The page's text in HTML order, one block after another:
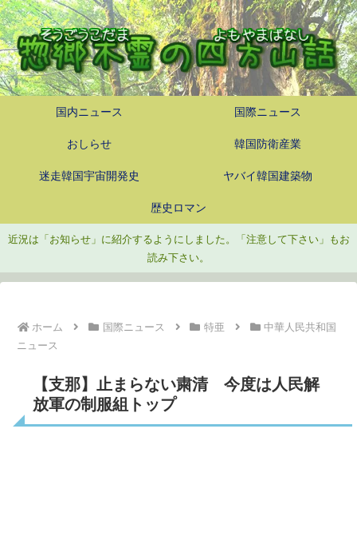
国内ニュース 国際ニュース
おしらせ 韓国防衛産業
迷走韓国宇宙開発史 ヤバイ韓国建築物
歴史ロマン
近況は「お知らせ」に紹介するようにしました。「注意して下さい」もお
読み下さい。
ホーム 国際ニュース 特亜
中華人民共和国
ニュース
【支那】止まらない粛清 今度は人民解
放軍の制服組トップ